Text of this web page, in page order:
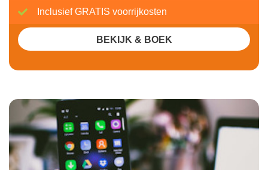
Inclusief GRATIS voorrijkosten
BEKIJK & BOEK